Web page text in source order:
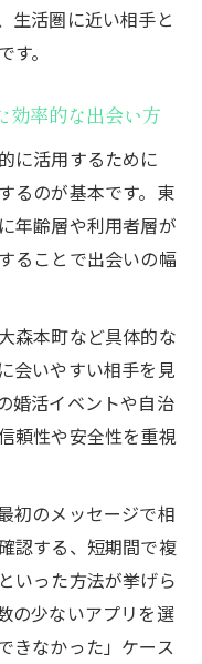
生活圏に近い相手と
。
効率的な出会い方
に活用するために
るのが基本です。東
年齢層や利用者層が
ることで出会いの幅
森本町など具体的な
会いやすい相手を見
婚活イベントや自治
頼性や安全性を重視
初のメッセージで相
認する、短期間で複
いった方法が挙げら
の少ないアプリを選
きなかった」ケース